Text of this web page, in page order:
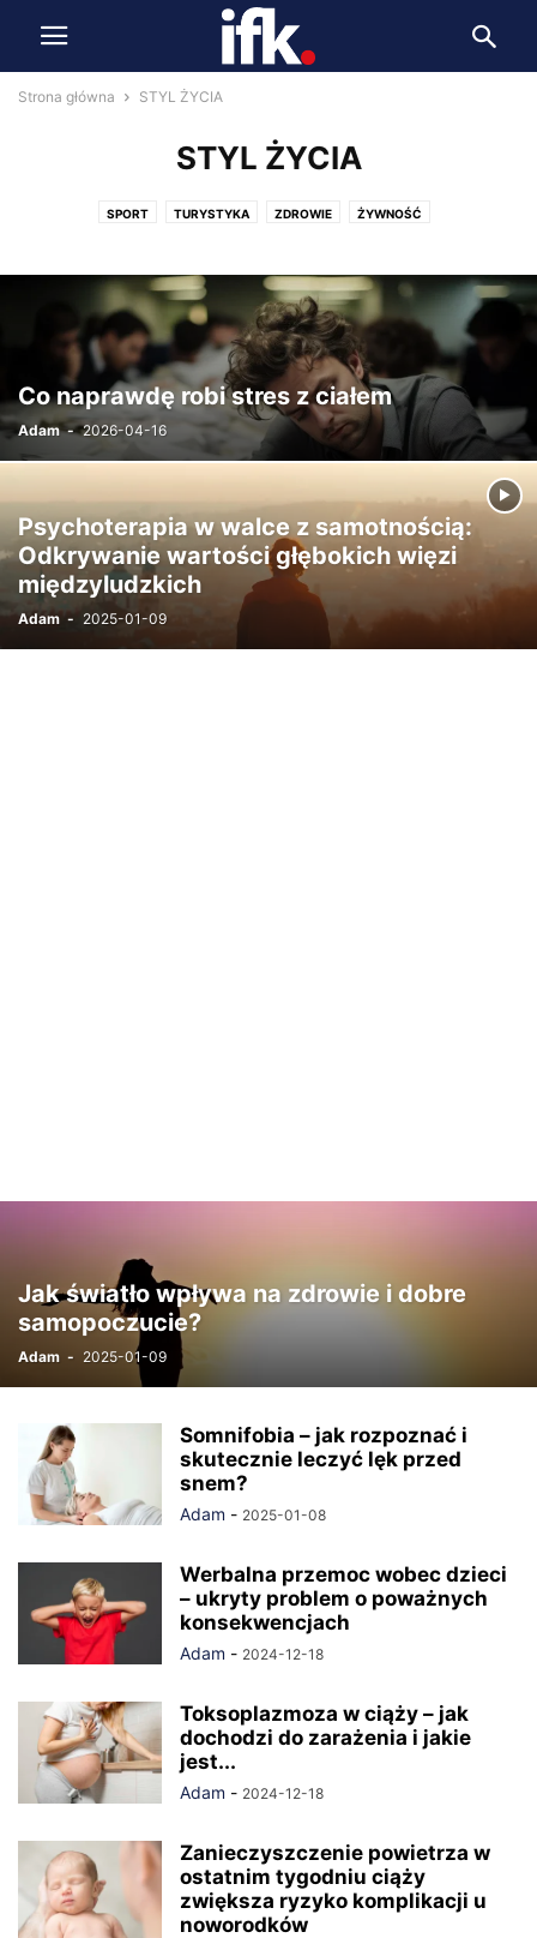
Strona główna STYL ŻYCIA
STYL ŻYCIA
SPORT TURYSTYKA ZDROWIE ŻYWNOŚĆ
Co naprawdę robi stres z ciałem
Adam - 2026-04-16
Psychoterapia w walce z samotnością:
Odkrywanie wartości głębokich więzi
międzyludzkich
Adam - 2025-01-09
Jak światło wpływa na zdrowie i dobre
samopoczucie?
Adam - 2025-01-09
Somnifobia – jak rozpoznać i
skutecznie leczyć lęk przed
snem?
Adam - 2025-01-08
Werbalna przemoc wobec dzieci
– ukryty problem o poważnych
konsekwencjach
Adam - 2024-12-18
Toksoplazmoza w ciąży – jak
dochodzi do zarażenia i jakie
jest...
Adam - 2024-12-18
Zanieczyszczenie powietrza w
ostatnim tygodniu ciąży
zwiększa ryzyko komplikacji u
noworodków